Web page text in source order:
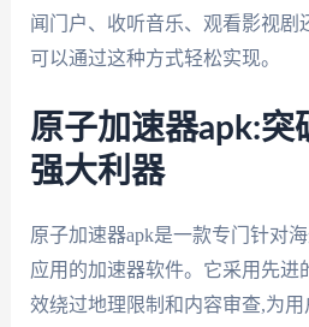
闻门户、收听音乐、观看影视剧
可以通过这种方式轻松实现。
原子加速器apk:突
强大利器
原子加速器apk是一款专门针对
应用的加速器软件。它采用先进
效绕过地理限制和内容审查,为